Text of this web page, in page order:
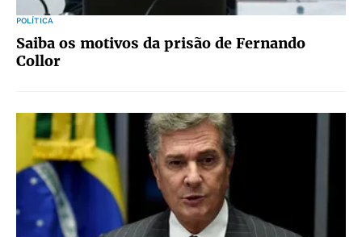
POLÍTICA
Saiba os motivos da prisão de Fernando
Collor